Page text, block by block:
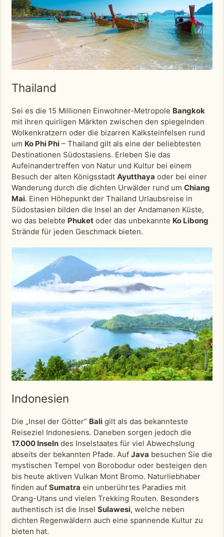
Thailand
Sei es die 15 Millionen Einwohner-Metropole Bangkok
mit ihren quirligen Märkten zwischen den spiegelnden
Wolkenkratzern oder die bizarren Kalksteinfelsen rund
um Ko Phi Phi – Thailand gilt als eine der beliebtesten
Destinationen Südostasiens. Erleben Sie das
Aufeinandertreffen von Natur und Kultur bei einem
Besuch der alten Königsstadt Ayutthaya oder bei einer
Wanderung durch die dichten Urwälder rund um Chiang
Mai. Einen Höhepunkt der Thailand Urlaubsreise in
Südostasien bilden die Insel an der Andamanen Küste,
wo das belebte Phuket oder das unbekannte Ko Libong
Strände für jeden Geschmack bieten.
Indonesien
Die „Insel der Götter“ Bali gilt als das bekannteste
Reiseziel Indonesiens. Daneben sorgen jedoch die
17.000 Inseln des Inselstaates für viel Abwechslung
abseits der bekannten Pfade. Auf Java besuchen Sie die
mystischen Tempel von Borobodur oder besteigen den
bis heute aktiven Vulkan Mont Bromo. Naturliebhaber
finden auf Sumatra ein unberührtes Paradies mit
Orang-Utans und vielen Trekking Routen. Besonders
authentisch ist die Insel Sulawesi, welche neben
dichten Regenwäldern auch eine spannende Kultur zu
bieten hat.